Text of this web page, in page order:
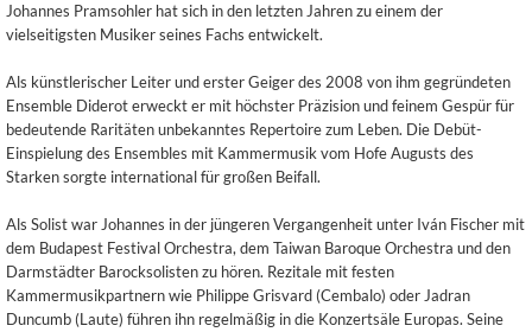
Johannes Pramsohler hat sich in den letzten Jahren zu einem der
vielseitigsten Musiker seines Fachs entwickelt.
Als künstlerischer Leiter und erster Geiger des 2008 von ihm gegründeten
Ensemble Diderot erweckt er mit höchster Präzision und feinem Gespür für
bedeutende Raritäten unbekanntes Repertoire zum Leben. Die Debüt-
Einspielung des Ensembles mit Kammermusik vom Hofe Augusts des
Starken sorgte international für großen Beifall.
Als Solist war Johannes in der jüngeren Vergangenheit unter Iván Fischer mit
dem Budapest Festival Orchestra, dem Taiwan Baroque Orchestra und den
Darmstädter Barocksolisten zu hören. Rezitale mit festen
Kammermusikpartnern wie Philippe Grisvard (Cembalo) oder Jadran
Duncumb (Laute) führen ihn regelmäßig in die Konzertsäle Europas. Seine